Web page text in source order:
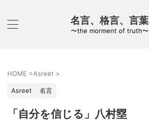
名言、格言、言葉
〜the morment of truth〜
HOME >Asreet >
Asreet 名言
「自分を信じる」八村塁